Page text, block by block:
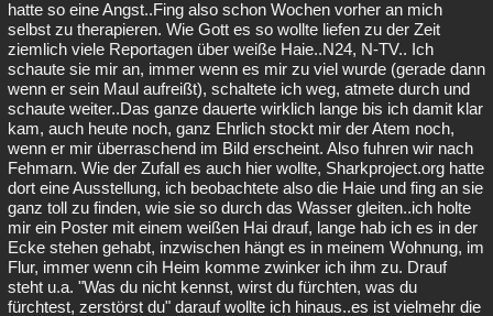
hatte so eine Angst..Fing also schon Wochen vorher an mich
selbst zu therapieren. Wie Gott es so wollte liefen zu der Zeit
ziemlich viele Reportagen über weiße Haie..N24, N-TV.. Ich
schaute sie mir an, immer wenn es mir zu viel wurde (gerade dann
wenn er sein Maul aufreißt), schaltete ich weg, atmete durch und
schaute weiter..Das ganze dauerte wirklich lange bis ich damit klar
kam, auch heute noch, ganz Ehrlich stockt mir der Atem noch,
wenn er mir überraschend im Bild erscheint. Also fuhren wir nach
Fehmarn. Wie der Zufall es auch hier wollte, Sharkproject.org hatte
dort eine Ausstellung, ich beobachtete also die Haie und fing an sie
ganz toll zu finden, wie sie so durch das Wasser gleiten..ich holte
mir ein Poster mit einem weißen Hai drauf, lange hab ich es in der
Ecke stehen gehabt, inzwischen hängt es in meinem Wohnung, im
Flur, immer wenn cih Heim komme zwinker ich ihm zu. Drauf
steht u.a. "Was du nicht kennst, wirst du fürchten, was du
fürchtest, zerstörst du" darauf wollte ich hinaus..es ist vielmehr die